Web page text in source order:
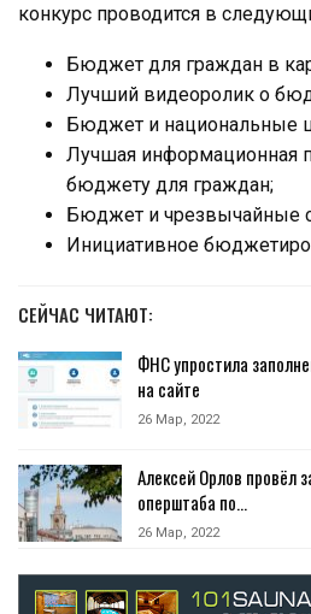
конкурс проводится в
Бюджет для граждан в
Лучший видеоролик о
Бюджет и национальные
Лучшая информационная
бюджету для граждан;
Бюджет и чрезвычайные
Инициативное
СЕЙЧАС ЧИТАЮТ:
ФНС упростила
на сайте
26 Мар, 2022
Алексей Орлов провёл
оперштаба по…
26 Мар, 2022